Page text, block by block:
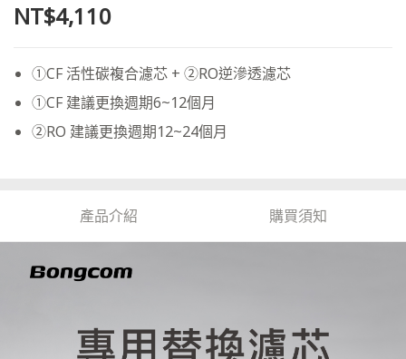
NT$4,110
①CF 活性碳複合濾芯 + ②RO逆滲透濾芯
①CF 建議更換週期6~12個月
②RO 建議更換週期12~24個月
產品介紹 購買須知